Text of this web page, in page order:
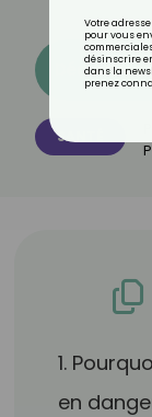
Découvrez
SANTÉ
1.
en
Votre
pour vous
désinscrire
dans la
prenez